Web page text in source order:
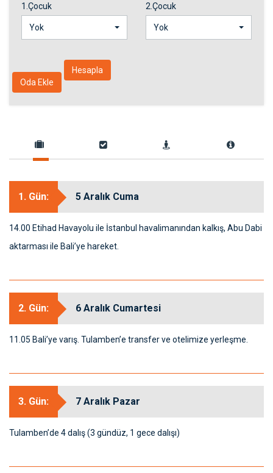
1.Çocuk
Yok
2.Çocuk
Yok
Oda Ekle
Hesapla
1. Gün: 5 Aralık Cuma
14.00 Etihad Havayolu ile İstanbul havalimanından kalkış, Abu Dabi
aktarması ile Bali’ye hareket.
2. Gün: 6 Aralık Cumartesi
11.05 Bali’ye varış. Tulamben’e transfer ve otelimize yerleşme.
3. Gün: 7 Aralık Pazar
Tulamben’de 4 dalış (3 gündüz, 1 gece dalışı)